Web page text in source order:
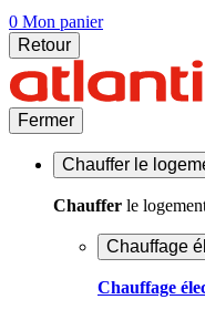
0 Mon panier
Retour
Fermer
Chauffer le
Chauffer le
Chauffage
Chauffage